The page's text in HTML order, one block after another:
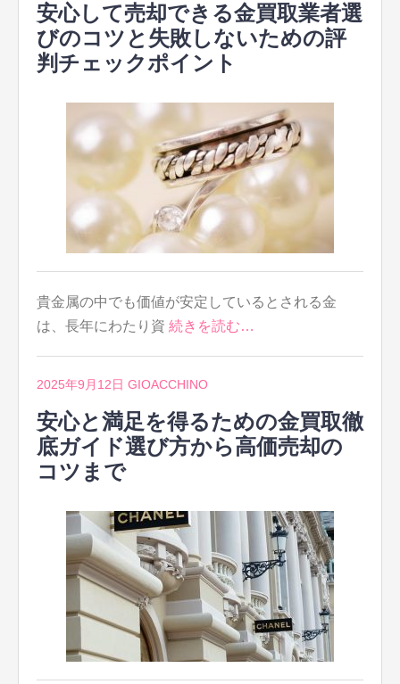
安心して売却できる金買取業者選
びのコツと失敗しないための評
判チェックポイント
貴金属の中でも価値が安定しているとされる金
は、長年にわたり資 続きを読む…
2025年9月12日 GIOACCHINO
安心と満足を得るための金買取徹
底ガイド選び方から高価売却の
コツまで